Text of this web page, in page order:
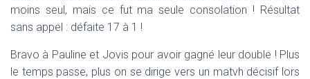
moins seul, mais ce fut ma seule consolation ! Résultat
sans appel : défaite 17 à 1 !
Bravo à Pauline et Jovis pour avoir gagné leur double ! Plus
le temps passe, plus on se dirige vers un matvh décisif lors